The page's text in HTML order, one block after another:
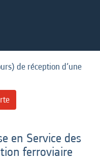
de réception d’une
en Service des
ferroviaire